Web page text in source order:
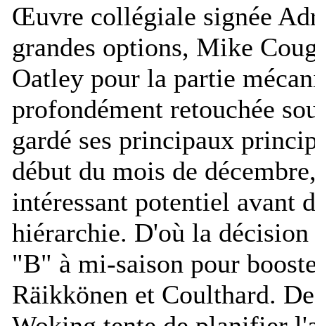
Œuvre collégiale signée
grandes options, Mike
Oatley pour la partie
profondément retouchée
gardé ses principaux
début du mois de
intéressant potentiel avant
hiérarchie. D'où la
"B" à mi-saison pour
Räikkönen et Coulthard.